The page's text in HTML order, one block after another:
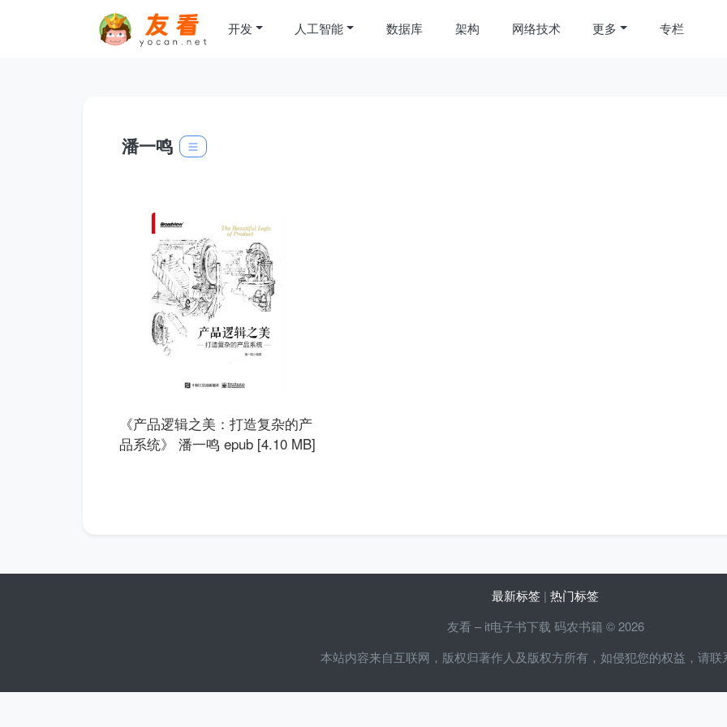
开发 人工智能 数据库 架构 网络技术 更多 专栏
潘一鸣
《产品逻辑之美：打造复杂的产
品系统》 潘一鸣 epub [4.10 MB]
最新标签 | 热门标签
友看 – it电子书下载 码农书籍 © 2026
本站内容来自互联网，版权归著作人及版权方所有，如侵犯您的权益，请联